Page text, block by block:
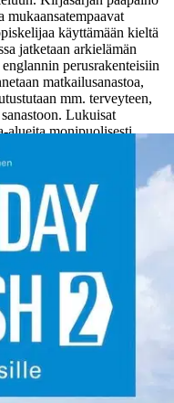
mukaansatempaavat
käyttämään kieltä
jatketaan arkielämän
perusrakenteisiin
matkailusanastoa,
mm. terveyteen,
Lukuisat
alueita monipuolisesti.